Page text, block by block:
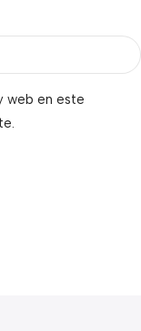
web en este